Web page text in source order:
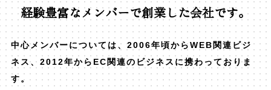
経験豊富なメンバーで創業した会社です。
中心メンバーについては、2006年頃からWEB関連ビジ
ネス、2012年からEC関連のビジネスに携わっておりま
す。